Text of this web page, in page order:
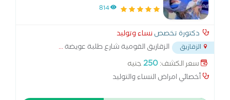
814
دكتورة تخصصنساء وتوليد
الزقازيق الزقازيق القومية شارع طلبة عويضة...
سعر الكشف:250جنيه
أخصائي امراض النساء والتوليد